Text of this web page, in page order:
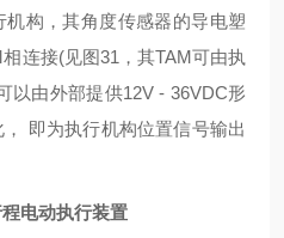
构，其角度传感器的导电塑
连接(见图31，其TAM可由执
以由外部提供12V - 36VDC形
即为执行机构位置信号输出
电动执行装置